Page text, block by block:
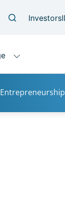
Entrepreneurship